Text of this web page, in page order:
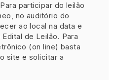
participar do leilão
no auditório do
ao local na data e
de Leilão. Para
(on line) basta
site e solicitar a